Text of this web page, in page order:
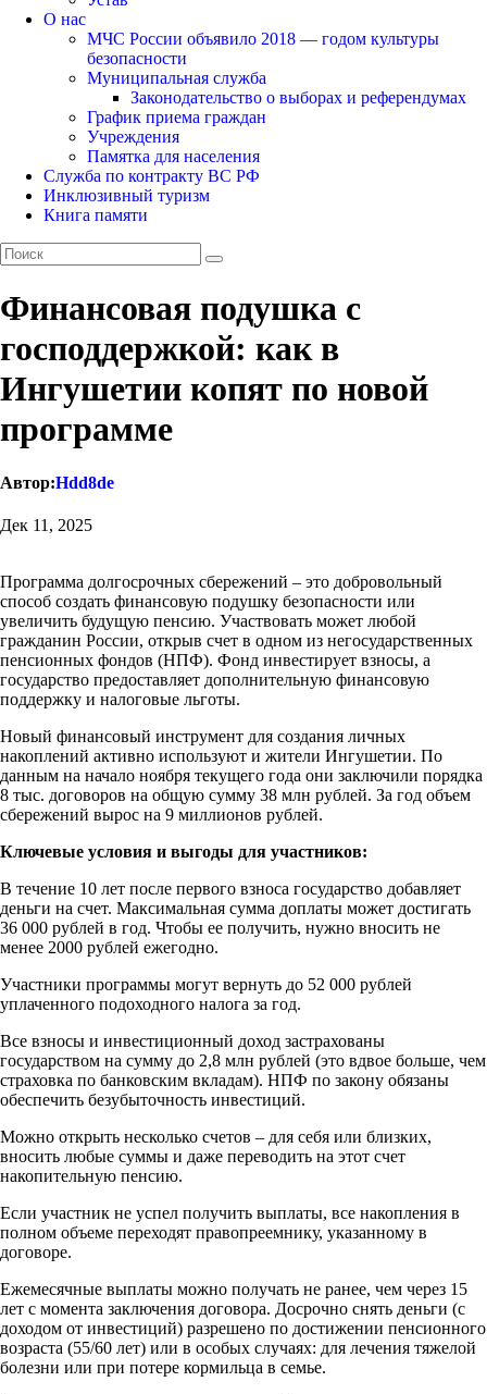
О нас
МЧС России объявило 2018 — годом культуры
безопасности
Муниципальная служба
Законодательство о выборах и референдумах
График приема граждан
Учреждения
Памятка для населения
Служба по контракту ВС РФ
Инклюзивный туризм
Книга памяти
Финансовая подушка с
господдержкой: как в
Ингушетии копят по новой
программе
Автор:Hdd8de
Дек 11, 2025
Программа долгосрочных сбережений – это добровольный
способ создать финансовую подушку безопасности или
увеличить будущую пенсию. Участвовать может любой
гражданин России, открыв счет в одном из негосударственных
пенсионных фондов (НПФ). Фонд инвестирует взносы, а
государство предоставляет дополнительную финансовую
поддержку и налоговые льготы.
Новый финансовый инструмент для создания личных
накоплений активно используют и жители Ингушетии. По
данным на начало ноября текущего года они заключили порядка
8 тыс. договоров на общую сумму 38 млн рублей. За год объем
сбережений вырос на 9 миллионов рублей.
Ключевые условия и выгоды для участников:
В течение 10 лет после первого взноса государство добавляет
деньги на счет. Максимальная сумма доплаты может достигать
36 000 рублей в год. Чтобы ее получить, нужно вносить не
менее 2000 рублей ежегодно.
Участники программы могут вернуть до 52 000 рублей
уплаченного подоходного налога за год.
Все взносы и инвестиционный доход застрахованы
государством на сумму до 2,8 млн рублей (это вдвое больше, чем
страховка по банковским вкладам). НПФ по закону обязаны
обеспечить безубыточность инвестиций.
Можно открыть несколько счетов – для себя или близких,
вносить любые суммы и даже переводить на этот счет
накопительную пенсию.
Если участник не успел получить выплаты, все накопления в
полном объеме переходят правопреемнику, указанному в
договоре.
Ежемесячные выплаты можно получать не ранее, чем через 15
лет с момента заключения договора. Досрочно снять деньги (с
доходом от инвестиций) разрешено по достижении пенсионного
возраста (55/60 лет) или в особых случаях: для лечения тяжелой
болезни или при потере кормильца в семье.